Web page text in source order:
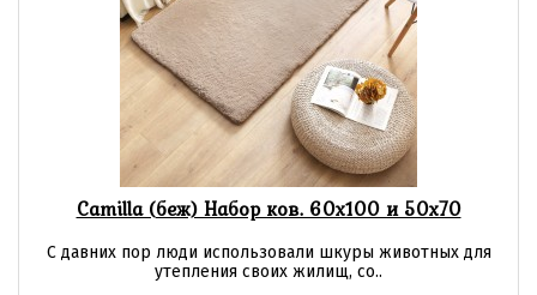
Camilla (беж) Набор ков. 60х100 и 50х70
С давних пор люди использовали шкуры животных для
утепления своих жилищ, со..